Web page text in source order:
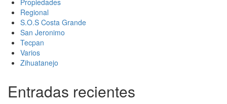
Propiedades
Regional
S.O.S Costa Grande
San Jeronimo
Tecpan
Varios
Zihuatanejo
Entradas recientes